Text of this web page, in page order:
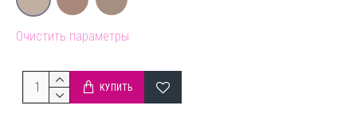
Чтобы расчесать и уложить брови в форму,
используй щеточку на мультикисти BESPECIAL.
Закрепи линии и зафиксируй брови в идеальной
Очистить параметры
КУПИТЬ